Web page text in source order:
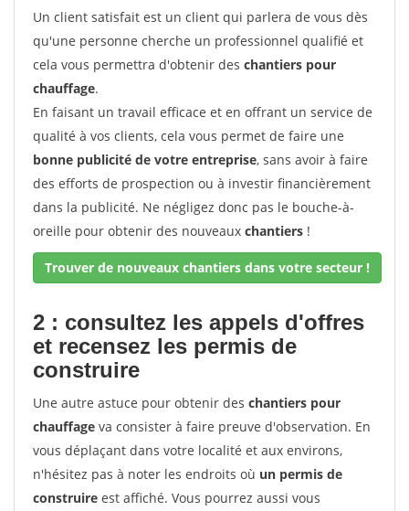
Un client satisfait est un client qui parlera de vous dès
qu'une personne cherche un professionnel qualifié et
cela vous permettra d'obtenir des chantiers pour
chauffage.
En faisant un travail efficace et en offrant un service de
qualité à vos clients, cela vous permet de faire une
bonne publicité de votre entreprise, sans avoir à faire
des efforts de prospection ou à investir financièrement
dans la publicité. Ne négligez donc pas le bouche-à-
oreille pour obtenir des nouveaux chantiers !
Trouver de nouveaux chantiers dans votre secteur !
2 : consultez les appels d'offres
et recensez les permis de
construire
Une autre astuce pour obtenir des chantiers pour
chauffage va consister à faire preuve d'observation. En
vous déplaçant dans votre localité et aux environs,
n'hésitez pas à noter les endroits où un permis de
construire est affiché. Vous pourrez aussi vous